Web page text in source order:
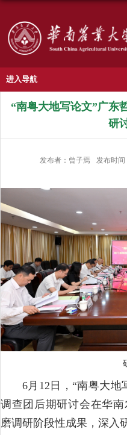
进入导航
“南粤大地写论文”广东
研
发布者：曾子焉 发布时
6月12日，“南粤大地
调查团后期研讨会在华
磨调研阶段性成果，深入